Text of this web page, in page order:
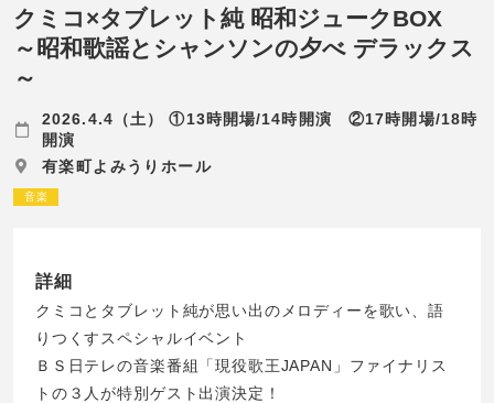
クミコ×タブレット純 昭和ジュークBOX
～昭和歌謡とシャンソンの夕べ デラックス
～
2026.4.4（土） ①13時開場/14時開演 ②17時開場/18時
開演
有楽町よみうりホール
音楽
詳細
クミコとタブレット純が思い出のメロディーを歌い、語
りつくすスペシャルイベント
ＢＳ日テレの音楽番組「現役歌王JAPAN」ファイナリス
トの３人が特別ゲスト出演決定！